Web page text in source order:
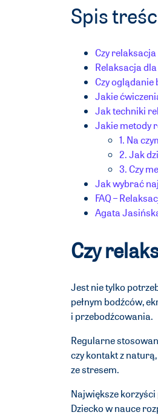
Spis
Czy
Relaksacja
Czy oglądanie
Jakie
Jak techniki
Jakie metody
1. Na
2. Jak
3. Czy
Jak wybrać
FAQ –
Agata
Czy
Jest nie tylko
pełnym bodźców,
i przebodźcowania.
Regularne
czy kontakt z
ze stresem.
Największe
Dziecko w nauce